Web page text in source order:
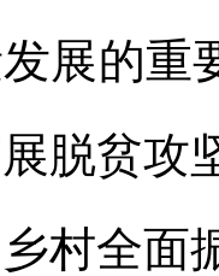
展的重
脱贫攻
村全面